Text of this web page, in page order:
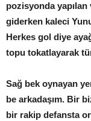
pozisyonda
giderken kaleci
Herkes gol diye
topu tokatlayarak
Sağ bek oynayan
be arkadaşım. Bir
bir rakip defansta